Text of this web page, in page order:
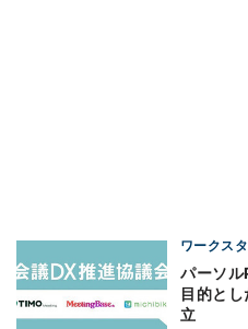
ワークス
パーソル
目的と
立